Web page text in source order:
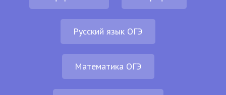
Русский язык ОГЭ
Математика ОГЭ